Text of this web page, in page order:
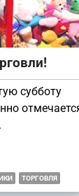
субботу
ТОРГОВЛЯ